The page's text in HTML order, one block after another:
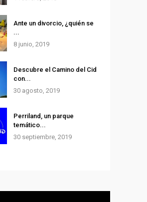
Ante un divorcio, ¿quién se
...
8 junio, 2019
Descubre el Camino del Cid
con...
30 agosto, 2019
Perriland, un parque
temático...
30 septiembre, 2019